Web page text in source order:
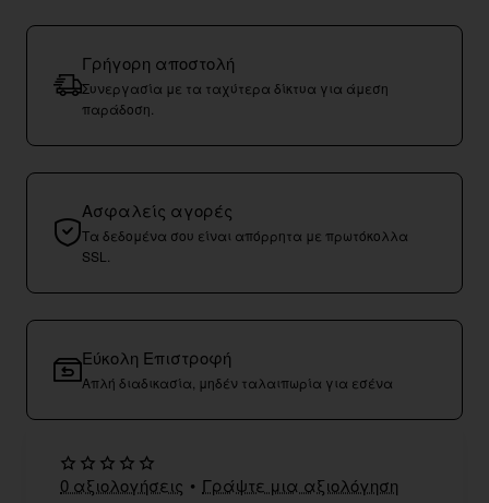
Γρήγορη αποστολή
Συνεργασία με τα ταχύτερα δίκτυα για άμεση
παράδοση.
Ασφαλείς αγορές
Τα δεδομένα σου είναι απόρρητα με πρωτόκολλα
SSL.
Εύκολη Επιστροφή
Απλή διαδικασία, μηδέν ταλαιπωρία για εσένα
0 αξιολογήσεις • Γράψτε μια αξιολόγηση